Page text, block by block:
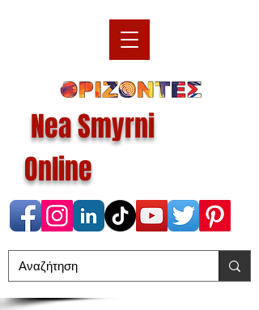
Nea Smyrni
Online